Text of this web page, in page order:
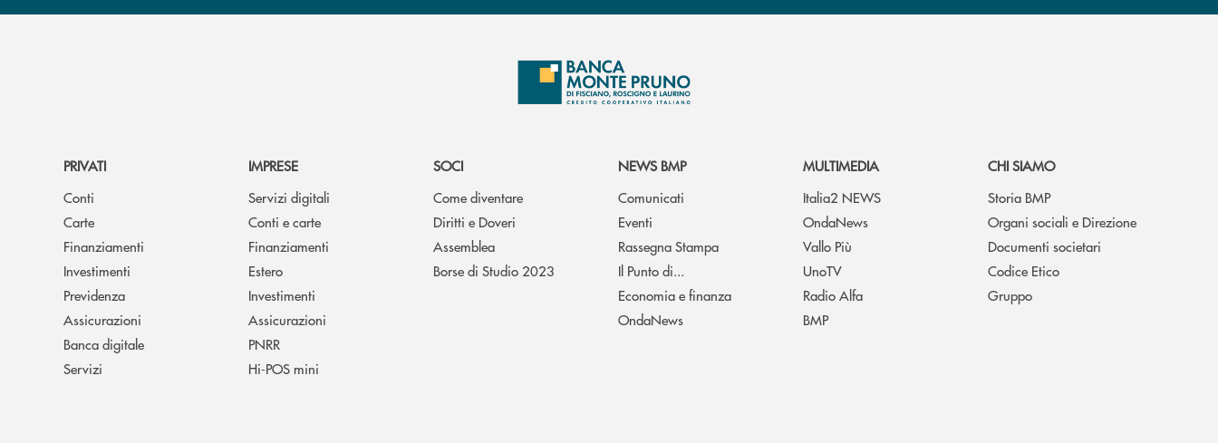
PRIVATI
Conti
Carte
Finanziamenti
Investimenti
Previdenza
Assicurazioni
Banca digitale
Servizi
IMPRESE
Servizi digitali
Conti e carte
Finanziamenti
Estero
Investimenti
Assicurazioni
PNRR
Hi-POS mini
SOCI
Come diventare
Diritti e Doveri
Assemblea
Borse di Studio 2023
NEWS BMP
Comunicati
Eventi
Rassegna Stampa
Il Punto di...
Economia e finanza
OndaNews
MULTIMEDIA
Italia2 NEWS
OndaNews
Vallo Più
UnoTV
Radio Alfa
BMP
CHI SIAMO
Storia BMP
Organi sociali e Direzione
Documenti societari
Codice Etico
Gruppo